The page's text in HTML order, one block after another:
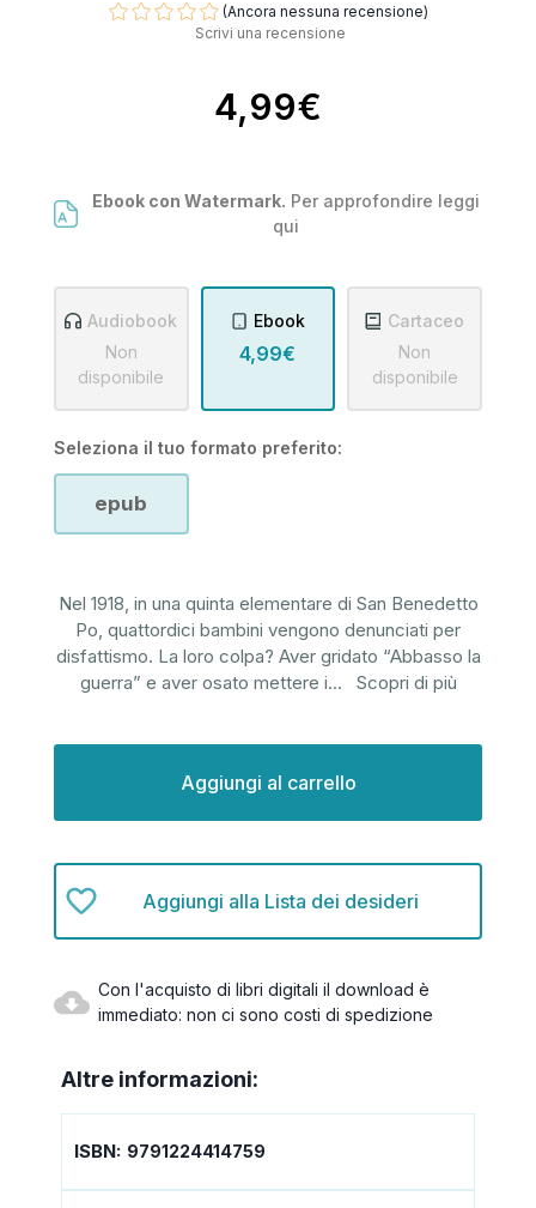
(Ancora nessuna recensione)
Scrivi una recensione
4,99€
Ebook con Watermark. Per approfondire leggi
qui
Audiobook
Non
disponibile
Ebook
4,99€
Cartaceo
Non
disponibile
Seleziona il tuo formato preferito:
epub
Nel 1918, in una quinta elementare di San Benedetto
Po, quattordici bambini vengono denunciati per
disfattismo. La loro colpa? Aver gridato “Abbasso la
guerra” e aver osato mettere i... Scopri di più
Aggiungi alla Lista dei desideri
Con l'acquisto di libri digitali il download è
immediato: non ci sono costi di spedizione
Altre informazioni:
ISBN: 9791224414759